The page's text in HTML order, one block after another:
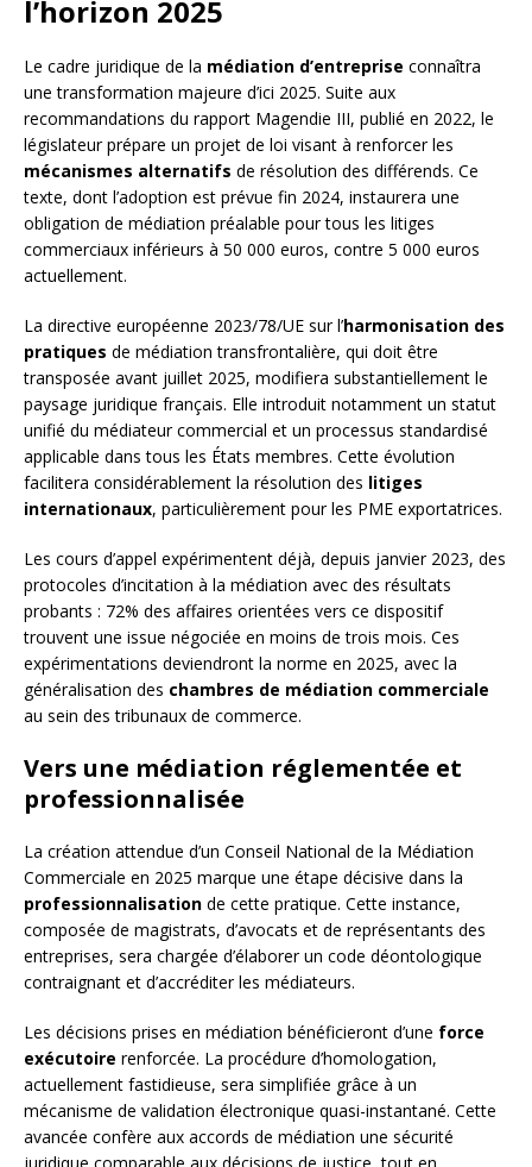
l’horizon 2025
Le cadre juridique de la médiation d’entreprise connaîtra
une transformation majeure d’ici 2025. Suite aux
recommandations du rapport Magendie III, publié en 2022, le
législateur prépare un projet de loi visant à renforcer les
mécanismes alternatifs de résolution des différends. Ce
texte, dont l’adoption est prévue fin 2024, instaurera une
obligation de médiation préalable pour tous les litiges
commerciaux inférieurs à 50 000 euros, contre 5 000 euros
actuellement.
La directive européenne 2023/78/UE sur l’harmonisation des
pratiques de médiation transfrontalière, qui doit être
transposée avant juillet 2025, modifiera substantiellement le
paysage juridique français. Elle introduit notamment un statut
unifié du médiateur commercial et un processus standardisé
applicable dans tous les États membres. Cette évolution
facilitera considérablement la résolution des litiges
internationaux, particulièrement pour les PME exportatrices.
Les cours d’appel expérimentent déjà, depuis janvier 2023, des
protocoles d’incitation à la médiation avec des résultats
probants : 72% des affaires orientées vers ce dispositif
trouvent une issue négociée en moins de trois mois. Ces
expérimentations deviendront la norme en 2025, avec la
généralisation des chambres de médiation commerciale
au sein des tribunaux de commerce.
Vers une médiation réglementée et
professionnalisée
La création attendue d’un Conseil National de la Médiation
Commerciale en 2025 marque une étape décisive dans la
professionnalisation de cette pratique. Cette instance,
composée de magistrats, d’avocats et de représentants des
entreprises, sera chargée d’élaborer un code déontologique
contraignant et d’accréditer les médiateurs.
Les décisions prises en médiation bénéficieront d’une force
exécutoire renforcée. La procédure d’homologation,
actuellement fastidieuse, sera simplifiée grâce à un
mécanisme de validation électronique quasi-instantané. Cette
avancée confère aux accords de médiation une sécurité